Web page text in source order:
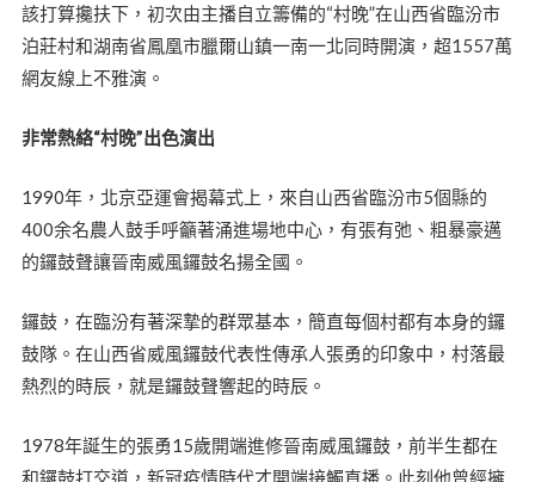
該打算攙扶下，初次由主播自立籌備的“村晚”在山西省臨汾市
泊莊村和湖南省鳳凰市臘爾山鎮一南一北同時開演，超1557萬
網友線上不雅演。
非常熱絡“村晚”出色演出
1990年，北京亞運會揭幕式上，來自山西省臨汾市5個縣的
400余名農人鼓手呼籲著涌進場地中心，有張有弛、粗暴豪邁
的鑼鼓聲讓晉南威風鑼鼓名揚全國。
鑼鼓，在臨汾有著深摯的群眾基本，簡直每個村都有本身的鑼
鼓隊。在山西省威風鑼鼓代表性傳承人張勇的印象中，村落最
熱烈的時辰，就是鑼鼓聲響起的時辰。
1978年誕生的張勇15歲開端進修晉南威風鑼鼓，前半生都在
和鑼鼓打交道，新冠疫情時代才開端接觸直播。此刻他曾經擁